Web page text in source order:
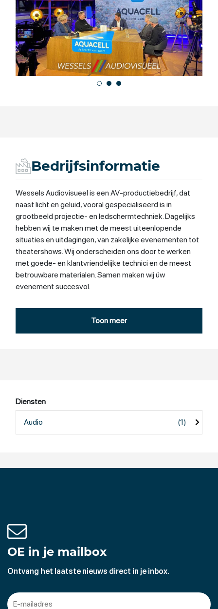
Bedrijfsinformatie
Wessels Audiovisueel is een AV-productiebedrijf, dat
naast licht en geluid, vooral gespecialiseerd is in
grootbeeld projectie- en ledschermtechniek. Dagelijks
hebben wij te maken met de meest uiteenlopende
situaties en uitdagingen, van zakelijke evenementen tot
theatershows. Wij onderscheiden ons door te werken
met goede- en klantvriendelijke technici en de meest
betrouwbare materialen. Samen maken wij úw
evenement succesvol.
Toon meer
Diensten
Audio (1)
OE in je mailbox
Ontvang het laatste nieuws direct in je inbox.